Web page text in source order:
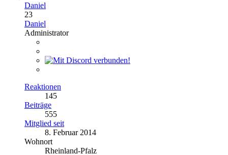
Daniel
23
Daniel
Administrator
Reaktionen
145
Beiträge
555
Mitglied seit
8. Februar 2014
Wohnort
Rheinland-Pfalz